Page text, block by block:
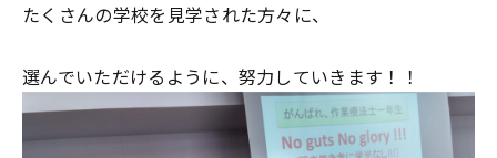
たくさんの学校を見学された方々に、
選んでいただけるように、努力していきます！！